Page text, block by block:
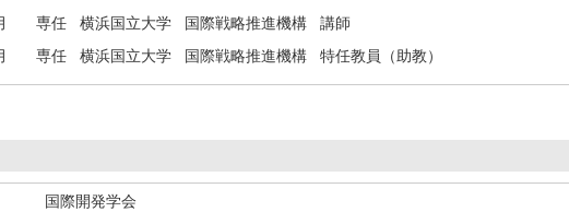
専任 横浜国立大学 国際戦略推進機構 講師
専任 横浜国立大学 国際戦略推進機構 特任教員（助教）
国際開発学会